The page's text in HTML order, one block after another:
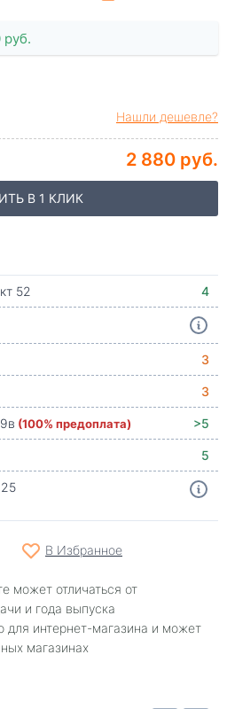
руб.
Нашли дешевле?
2 880 руб.
В 1 КЛИК
52
4
3
3
(100% предоплата)
>5
5
В Избранное
может отличаться от
и года выпуска
для интернет-магазина и может
магазинах